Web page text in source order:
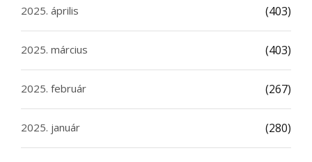
2025. április (403)
2025. március (403)
2025. február (267)
2025. január (280)